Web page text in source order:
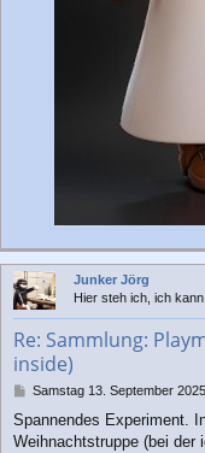
Junker Jörg
Hier steh ich, ich
Re: Sammlung:
inside)
B
i
t
Samstag 13. September
Spannendes Experiment.
Weihnachtstruppe (bei der